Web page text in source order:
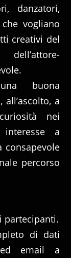
danzatori,
vogliano
creativi del
buona
a
nei
a
percorso
partecipanti.
di dati
ed email a